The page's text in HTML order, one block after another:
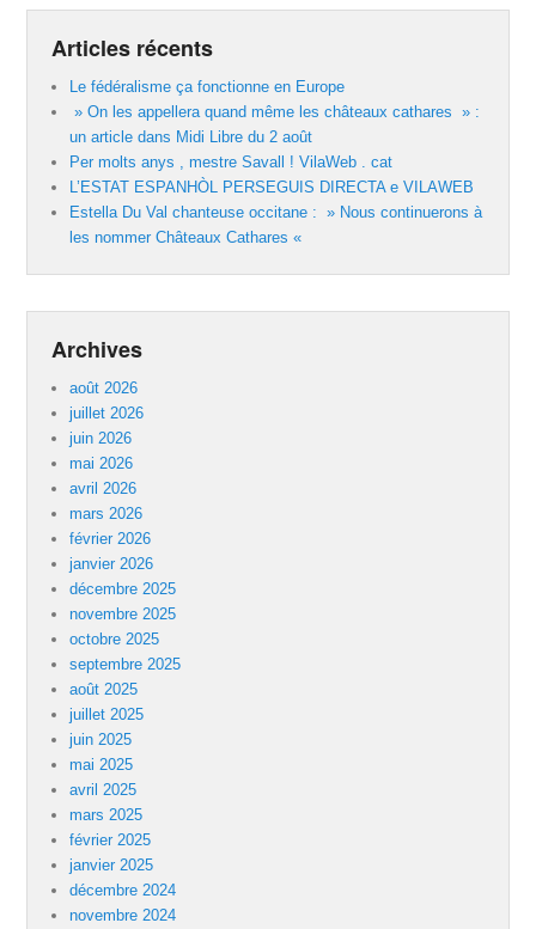
Articles récents
Le fédéralisme ça fonctionne en Europe
» On les appellera quand même les châteaux cathares » :
un article dans Midi Libre du 2 août
Per molts anys , mestre Savall ! VilaWeb . cat
L’ESTAT ESPANHÒL PERSEGUIS DIRECTA e VILAWEB
Estella Du Val chanteuse occitane : » Nous continuerons à
les nommer Châteaux Cathares «
Archives
août 2026
juillet 2026
juin 2026
mai 2026
avril 2026
mars 2026
février 2026
janvier 2026
décembre 2025
novembre 2025
octobre 2025
septembre 2025
août 2025
juillet 2025
juin 2025
mai 2025
avril 2025
mars 2025
février 2025
janvier 2025
décembre 2024
novembre 2024